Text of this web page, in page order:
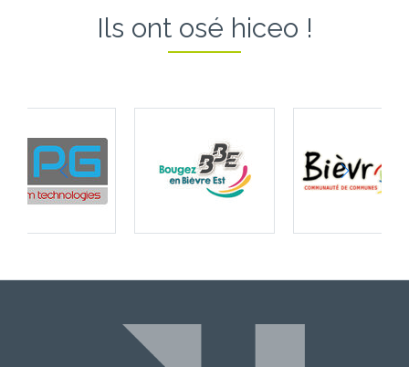
Ils ont osé hiceo !